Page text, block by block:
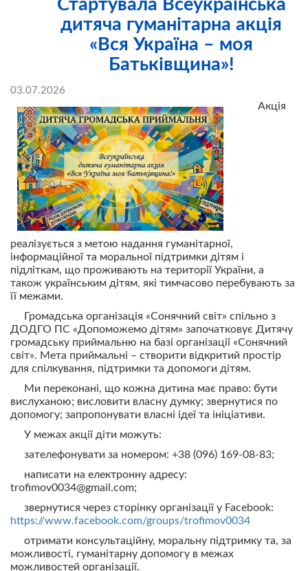
Стартувала Всеукраїнська
дитяча гуманітарна акція
«Вся Україна – моя
Батьківщина»!
03.07.2026
Акція
реалізується з метою надання гуманітарної,
інформаційної та моральної підтримки дітям і
підліткам, що проживають на території України, а
також українським дітям, які тимчасово перебувають за
її межами.
Громадська організація «Сонячний світ» спільно з
ДОДГО ПС «Допоможемо дітям» започатковує Дитячу
громадську приймальню на базі організації «Сонячний
світ». Мета приймальні – створити відкритий простір
для спілкування, підтримки та допомоги дітям.
Ми переконані, що кожна дитина має право: бути
вислуханою; висловити власну думку; звернутися по
допомогу; запропонувати власні ідеї та ініціативи.
У межах акції діти можуть:
зателефонувати за номером: +38 (096) 169-08-83;
написати на електронну адресу:
trofimov0034@gmail.com;
звернутися через сторінку організації у Facebook:
https://www.facebook.com/groups/trofimov0034
отримати консультаційну, моральну підтримку та, за
можливості, гуманітарну допомогу в межах
можливостей організації.